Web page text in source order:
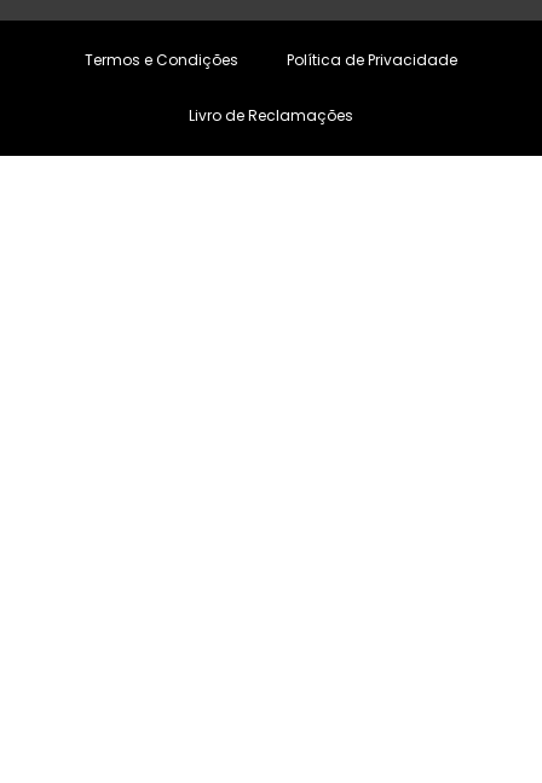
Termos e Condições Política de Privacidade
Livro de Reclamações